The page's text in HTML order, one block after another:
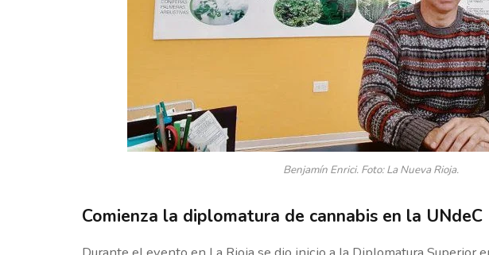
Benjamín Enrici. Foto: La Nueva Rioja.
Comienza la diplomatura de cannabis en la UNdeC